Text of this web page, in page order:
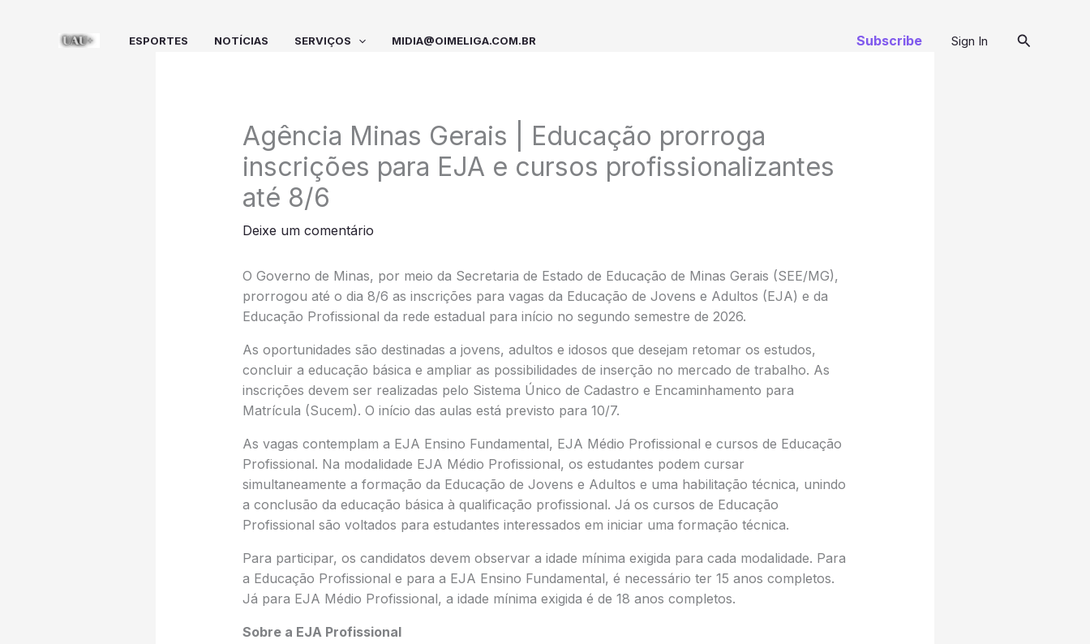
ESPORTES NOTÍCIAS SERVIÇOS MIDIA@OIMELIGA.COM.BR Subscribe Sign In Pesquisar
Agência Minas Gerais | Educação prorroga
inscrições para EJA e cursos profissionalizantes
até 8/6
Deixe um comentário
O Governo de Minas, por meio da Secretaria de Estado de Educação de Minas Gerais (SEE/MG),
prorrogou até o dia 8/6 as inscrições para vagas da Educação de Jovens e Adultos (EJA) e da
Educação Profissional da rede estadual para início no segundo semestre de 2026.
As oportunidades são destinadas a jovens, adultos e idosos que desejam retomar os estudos,
concluir a educação básica e ampliar as possibilidades de inserção no mercado de trabalho. As
inscrições devem ser realizadas pelo Sistema Único de Cadastro e Encaminhamento para
Matrícula (Sucem). O início das aulas está previsto para 10/7.
As vagas contemplam a EJA Ensino Fundamental, EJA Médio Profissional e cursos de Educação
Profissional. Na modalidade EJA Médio Profissional, os estudantes podem cursar
simultaneamente a formação da Educação de Jovens e Adultos e uma habilitação técnica, unindo
a conclusão da educação básica à qualificação profissional. Já os cursos de Educação
Profissional são voltados para estudantes interessados em iniciar uma formação técnica.
Para participar, os candidatos devem observar a idade mínima exigida para cada modalidade. Para
a Educação Profissional e para a EJA Ensino Fundamental, é necessário ter 15 anos completos.
Já para EJA Médio Profissional, a idade mínima exigida é de 18 anos completos.
Sobre a EJA Profissional